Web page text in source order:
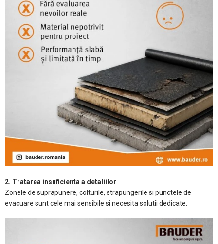
2. Tratarea insuficienta a detaliilor
Zonele de suprapunere, colturile, strapungerile si punctele de
evacuare sunt cele mai sensibile si necesita solutii dedicate.